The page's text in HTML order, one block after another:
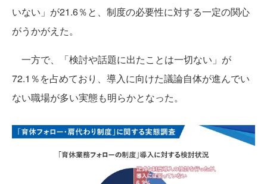
いない」が21.6％と、制度の必要性に対する一定の関心
がうかがえた。
一方で、「検討や話題に出たことは一切ない」が
72.1％を占めており、導入に向けた議論自体が進んでい
ない職場が多い実態も明らかとなった。